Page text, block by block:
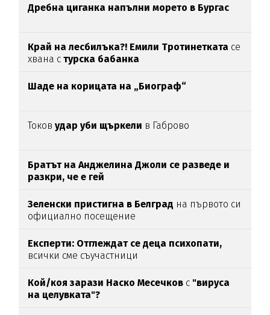
Дребна циганка напълни морето в Бургас
Край на лесбилъка?! Емили Тротинетката се
хвана с турска бабанка
Шаде на корицата на „Биограф“
Токовудар уби щъркели в Габрово
Братът на Анджелина Джоли се разведе и
разкри, че е гей
Зеленски пристигна в Белград на първото си
официално посещение
Експерти: Отглеждат се деца психопати,
всички сме съучастници
Кой/коя зарази Наско Месечков с "вируса
на целувката"?